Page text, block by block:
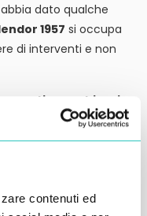
contenuti ed
dato qualche
1957 si occupa
di interventi e non
macchinari
servirvi,
la nostra sede.
solo per